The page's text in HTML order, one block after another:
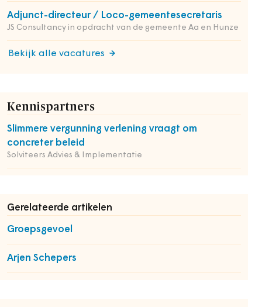
Adjunct-directeur / Loco-gemeentesecretaris
JS Consultancy in opdracht van de gemeente Aa en Hunze
Bekijk alle vacatures
Kennispartners
Slimmere vergunning verlening vraagt om
concreter beleid
Solviteers Advies & Implementatie
Gerelateerde artikelen
Groepsgevoel
Arjen Schepers